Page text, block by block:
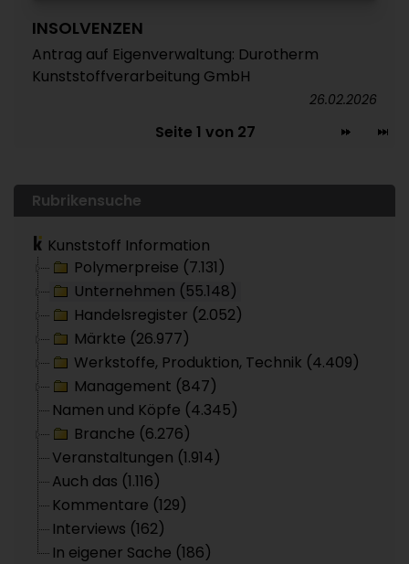
INSOLVENZEN
Antrag auf Eigenverwaltung: Durotherm
Kunststoffverarbeitung GmbH
26.02.2026
Seite 1 von 27
Rubrikensuche
Kunststoff Information
Polymerpreise (7.131)
Unternehmen (55.148)
Handelsregister (2.052)
Märkte (26.977)
Werkstoffe, Produktion, Technik (4.409)
Management (847)
Namen und Köpfe (4.345)
Branche (6.276)
Veranstaltungen (1.914)
Auch das (1.116)
Kommentare (129)
Interviews (162)
In eigener Sache (186)